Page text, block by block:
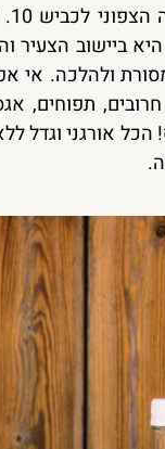
ביישוב הצעיר
ולהלכה. אי
חרובים, תפוחים,
אורגני וגדל